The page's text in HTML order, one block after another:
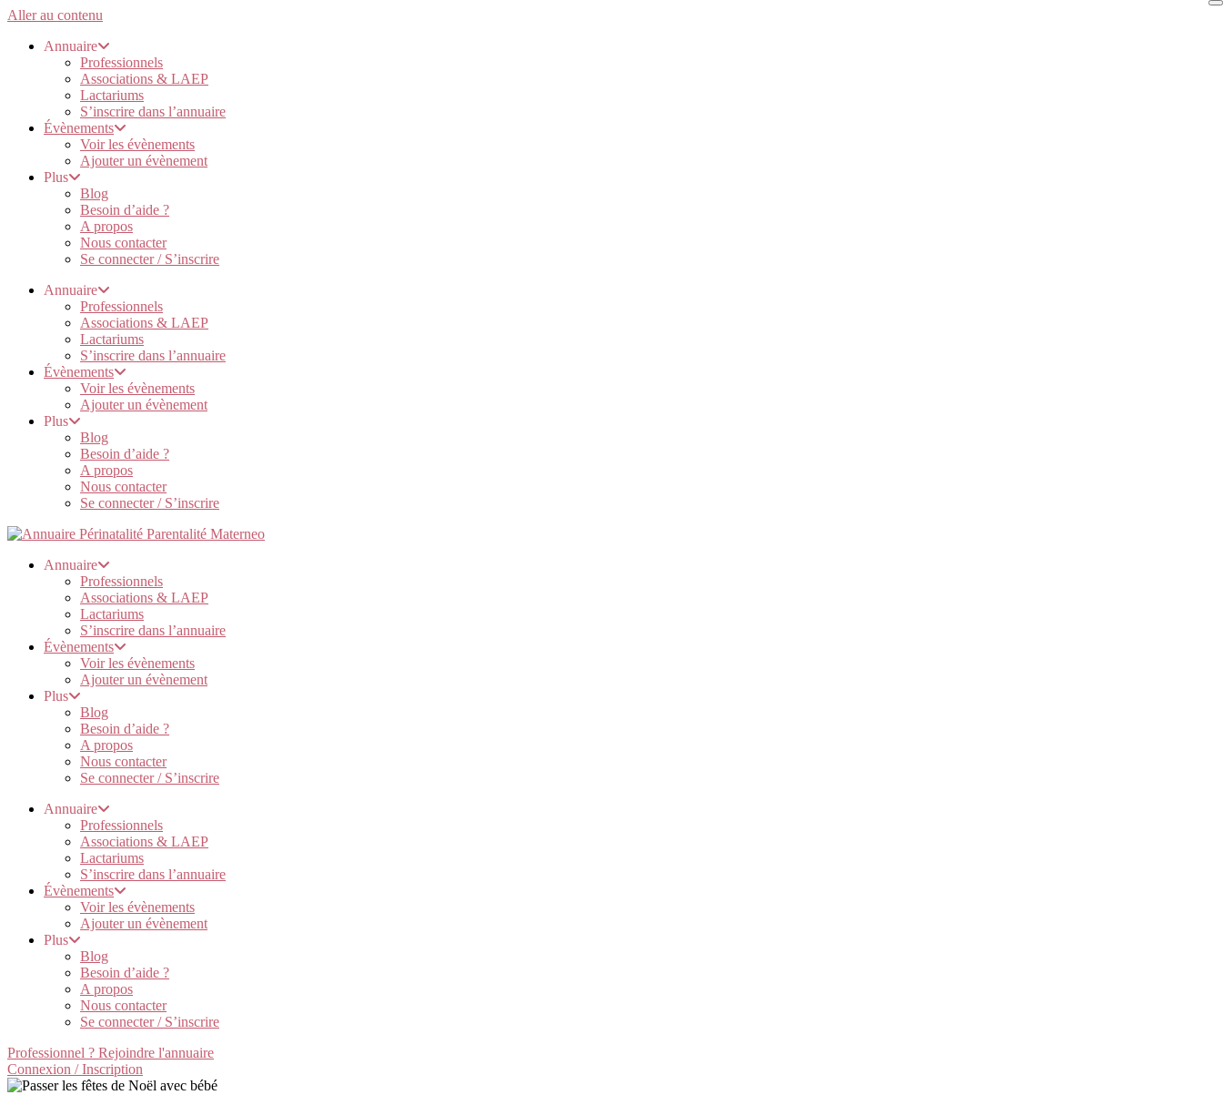
Aller au contenu
Annuaire
Professionnels
Associations & LAEP
Lactariums
S’inscrire dans l’annuaire
Évènements
Voir les évènements
Ajouter un évènement
Plus
Blog
Besoin d’aide ?
A propos
Nous contacter
Se connecter / S’inscrire
Annuaire
Professionnels
Associations & LAEP
Lactariums
S’inscrire dans l’annuaire
Évènements
Voir les évènements
Ajouter un évènement
Plus
Blog
Besoin d’aide ?
A propos
Nous contacter
Se connecter / S’inscrire
Annuaire
Professionnels
Associations & LAEP
Lactariums
S’inscrire dans l’annuaire
Évènements
Voir les évènements
Ajouter un évènement
Plus
Blog
Besoin d’aide ?
A propos
Nous contacter
Se connecter / S’inscrire
Annuaire
Professionnels
Associations & LAEP
Lactariums
S’inscrire dans l’annuaire
Évènements
Voir les évènements
Ajouter un évènement
Plus
Blog
Besoin d’aide ?
A propos
Nous contacter
Se connecter / S’inscrire
Professionnel ? Rejoindre l'annuaire
Connexion / Inscription